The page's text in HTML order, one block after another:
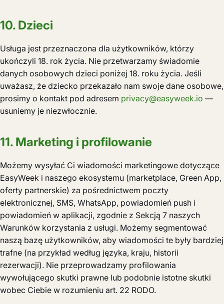
10. Dzieci
Usługa jest przeznaczona dla użytkowników, którzy
ukończyli 18. rok życia. Nie przetwarzamy świadomie
danych osobowych dzieci poniżej 18. roku życia. Jeśli
uważasz, że dziecko przekazało nam swoje dane osobowe,
prosimy o kontakt pod adresem privacy@easyweek.io —
usuniemy je niezwłocznie.
11. Marketing i profilowanie
Możemy wysyłać Ci wiadomości marketingowe dotyczące
EasyWeek i naszego ekosystemu (marketplace, Green App,
oferty partnerskie) za pośrednictwem poczty
elektronicznej, SMS, WhatsApp, powiadomień push i
powiadomień w aplikacji, zgodnie z Sekcją 7 naszych
Warunków korzystania z usługi. Możemy segmentować
naszą bazę użytkowników, aby wiadomości te były bardziej
trafne (na przykład według języka, kraju, historii
rezerwacji). Nie przeprowadzamy profilowania
wywołującego skutki prawne lub podobnie istotne skutki
wobec Ciebie w rozumieniu art. 22 RODO.